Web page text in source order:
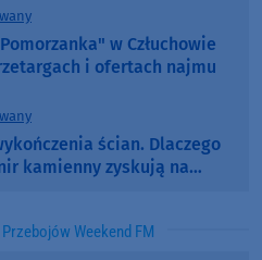
w Człuchowie
i ofertach najmu
ścian. Dlaczego
kamienny zyskują na
Weekend FM